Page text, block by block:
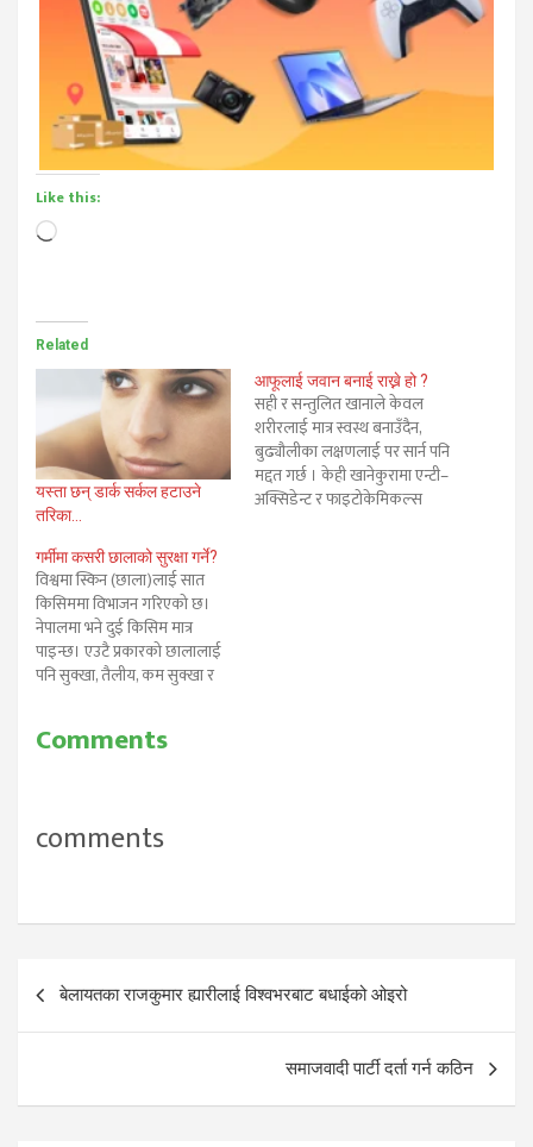
Like this:
Loading…
Related
यस्ता छन् डार्क सर्कल हटाउने
तरिका…
आफूलाई जवान बनाई राख्ने हो ?
सही र सन्तुलित खानाले केवल
शरीरलाई मात्र स्वस्थ बनाउँदैन,
बुढ्यौलीका लक्षणलाई पर सार्न पनि
मद्दत गर्छ । केही खानेकुरामा एन्टी–
अक्सिडेन्ट र फाइटोकेमिकल्स
गर्मीमा कसरी छालाको सुरक्षा गर्ने?
विश्वमा स्किन (छाला)लाई सात
किसिममा विभाजन गरिएको छ।
नेपालमा भने दुई किसिम मात्र
पाइन्छ। एउटै प्रकारको छालालाई
पनि सुक्खा, तैलीय, कम सुक्खा र
किरणका कारण छालामा सीधा
Comments
comments
Post
navigation
बेलायतका राजकुमार ह्यारीलाई विश्वभरबाट बधाईको ओइरो
समाजवादी पार्टी दर्ता गर्न कठिन